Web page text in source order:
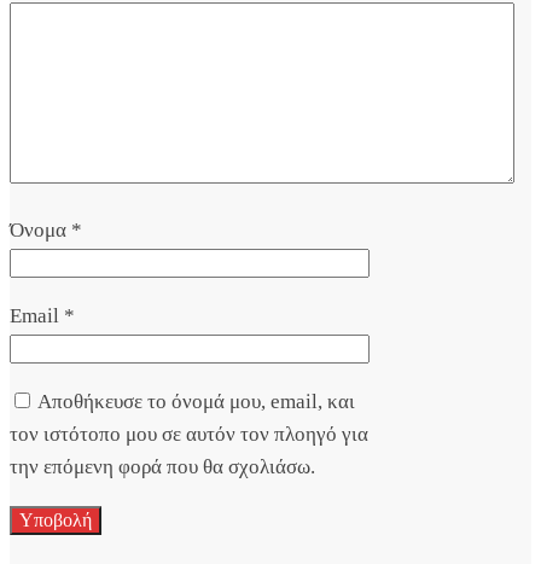
Όνομα *
Email *
Αποθήκευσε το όνομά μου, email, και
τον ιστότοπο μου σε αυτόν τον πλοηγό για
την επόμενη φορά που θα σχολιάσω.